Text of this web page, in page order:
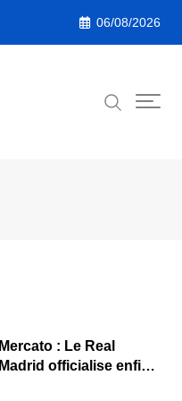
06/08/2026
Mercato : Le Real
Madrid officialise enfin